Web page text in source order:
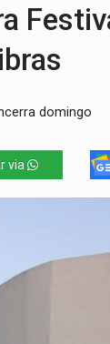
domingo
via